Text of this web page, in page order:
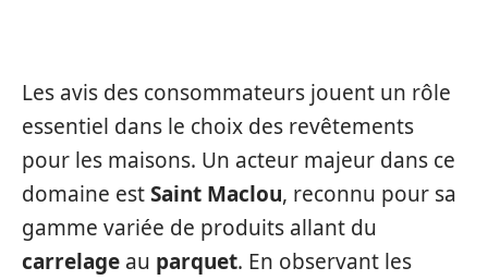
Les avis des consommateurs jouent un rôle
essentiel dans le choix des revêtements
pour les maisons. Un acteur majeur dans ce
domaine estSaint Maclou, reconnu pour sa
gamme variée de produits allant du
carrelage au parquet. En observant les